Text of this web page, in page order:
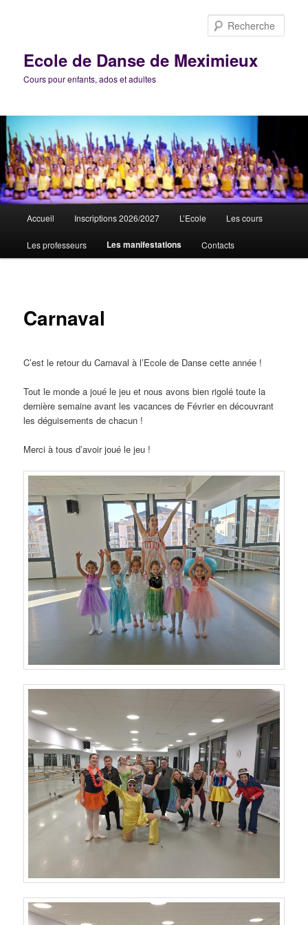
Ecole de Danse de Meximieux
Cours pour enfants, ados et adultes
principal
Accueil Inscriptions 2026/2027 L’Ecole Les cours
Les professeurs Les manifestations Contacts
Carnaval
C’est le retour du Carnaval à l’Ecole de Danse cette année !
Tout le monde a joué le jeu et nous avons bien rigolé toute la
dernière semaine avant les vacances de Février en découvrant
les déguisements de chacun !
Merci à tous d’avoir joué le jeu !